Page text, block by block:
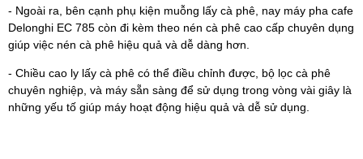
- Ngoài ra, bên cạnh phụ kiện muỗng lấy cà phê, nay máy pha cafe
Delonghi EC 785 còn đi kèm theo nén cà phê cao cấp chuyên dụng
giúp việc nén cà phê hiệu quả và dễ dàng hơn.
- Chiều cao ly lấy cà phê có thể điều chỉnh được, bộ lọc cà phê
chuyên nghiệp, và máy sẵn sàng để sử dụng trong vòng vài giây là
những yếu tố giúp máy hoạt động hiệu quả và dễ sử dụng.